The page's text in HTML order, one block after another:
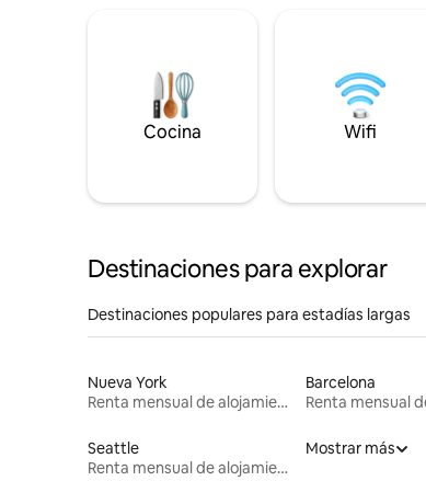
Cocina Wifi
Destinaciones para explorar
Destinaciones populares para estadías largas
Nueva York
Renta mensual de alojamientos
Barcelona
Seattle
Renta mensual de alojamientos
Mostrar más